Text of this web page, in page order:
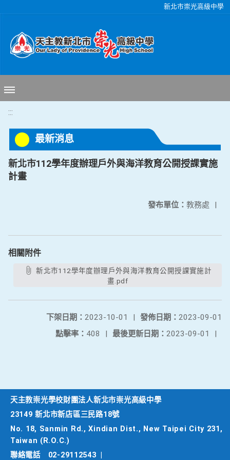
新北市崇光高級中學
:::
最新消息
新北市112學年度辦理戶外與海洋教育公開授課實施
計畫
發布單位： 教務處 |
相關附件
新北市112學年度辦理戶外與海洋教育公開授課實施計
畫.pdf
發佈日期： 2023-09-01
下架日期： 2023-10-01
|
最後更新日期： 2023-09-01 |
點擊率： 408 |
天主教崇光學校財團法人新北市崇光高級中學
23149 新北市新店區三民路18號
No. 18, Sanmin Rd., Xindian Dist., New Taipei City 231,
Taiwan (R.O.C.)
聯絡電話
02-29112543